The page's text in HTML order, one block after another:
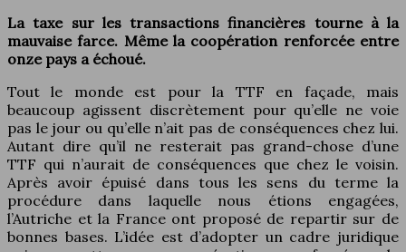
La taxe sur les transactions financières tourne à la
mauvaise farce. Même la coopération renforcée entre
onze pays a échoué.
Tout le monde est pour la TTF en façade, mais
beaucoup agissent discrètement pour qu’elle ne voie
pas le jour ou qu’elle n’ait pas de conséquences chez lui.
Autant dire qu’il ne resterait pas grand-chose d’une
TTF qui n’aurait de conséquences que chez le voisin.
Après avoir épuisé dans tous les sens du terme la
procédure dans laquelle nous étions engagées,
l’Autriche et la France ont proposé de repartir sur de
bonnes bases. L’idée est d’adopter un cadre juridique